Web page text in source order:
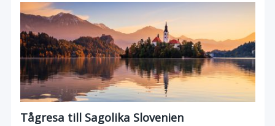
Tågresa till Sagolika Slovenien